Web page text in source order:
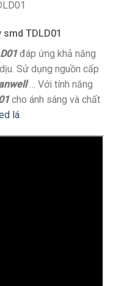
TDLD01
đáp ứng khả năng
Sử dụng nguồn cấp
… Với tính năng
cho ánh sáng và chất
lá.